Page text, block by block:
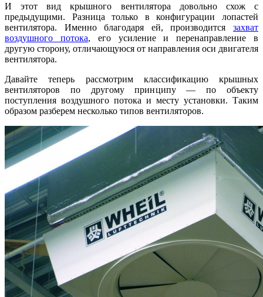
И этот вид крышного вентилятора довольно схож с
предыдущими. Разница только в конфигурации лопастей
вентилятора. Именно благодаря ей, производится захват
воздушного потока, его усиление и перенаправление в
другую сторону, отличающуюся от направления оси двигателя
вентилятора.
Давайте теперь рассмотрим классификацию крышных
вентиляторов по другому принципу — по объекту
поступления воздушного потока и месту установки. Таким
образом разберем несколько типов вентиляторов.